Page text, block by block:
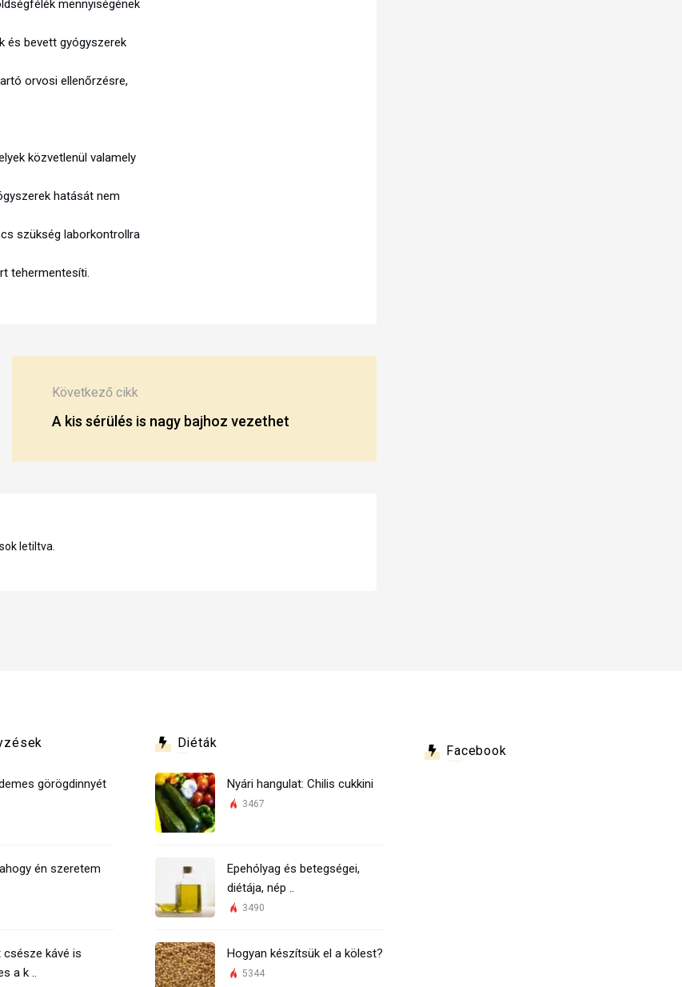
mennyiségének
és bevett gyógyszerek
orvosi ellenőrzésre,
közvetlenül valamely
hatását nem
szükség laborkontrollra
tehermentesíti.
Következő cikk
A kis sérülés is nagy bajhoz vezethet
letiltva.
görögdinnyét
én szeretem
csésze kávé is
a k ..
Diéták
Nyári hangulat: Chilis cukkini
3467
Epehólyag és betegségei,
diétája, nép ..
3490
Hogyan készítsük el a kölest?
5344
Facebook